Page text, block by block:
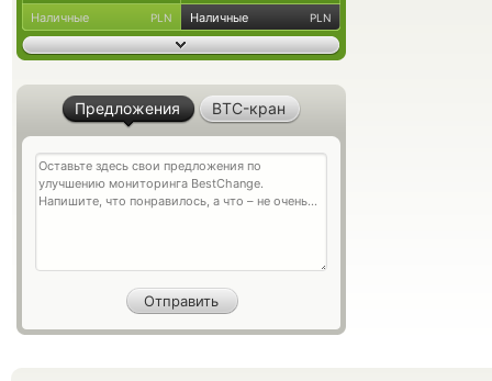
Наличные PLN Наличные PLN
Предложения BTC-кран